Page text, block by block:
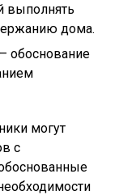
выполнять
дома.
– обоснование
могут
с